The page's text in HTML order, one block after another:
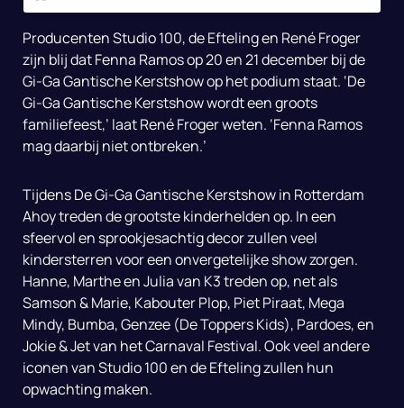
Producenten Studio 100, de Efteling en René Froger
zijn blij dat Fenna Ramos op 20 en 21 december bij de
Gi-Ga Gantische Kerstshow op het podium staat. ‘De
Gi-Ga Gantische Kerstshow wordt een groots
familiefeest,’ laat René Froger weten. ‘Fenna Ramos
mag daarbij niet ontbreken.’
Tijdens De Gi-Ga Gantische Kerstshow in Rotterdam
Ahoy treden de grootste kinderhelden op. In een
sfeervol en sprookjesachtig decor zullen veel
kindersterren voor een onvergetelijke show zorgen.
Hanne, Marthe en Julia van K3 treden op, net als
Samson & Marie, Kabouter Plop, Piet Piraat, Mega
Mindy, Bumba, Genzee (De Toppers Kids), Pardoes, en
Jokie & Jet van het Carnaval Festival. Ook veel andere
iconen van Studio 100 en de Efteling zullen hun
opwachting maken.